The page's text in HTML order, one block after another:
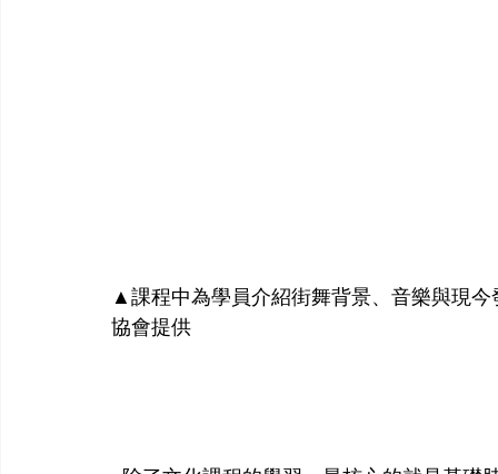
▲課程中為學員介紹街舞背景、音樂與現
協會提供